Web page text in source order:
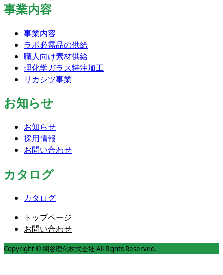
事業内容
事業内容
ラボ必需品の供給
職人向け素材供給
理化学ガラス特注加工
リカシツ事業
お知らせ
お知らせ
採用情報
お問い合わせ
カタログ
カタログ
トップページ
お問い合わせ
Copyright © 関谷理化株式会社 All Rights Reserved.